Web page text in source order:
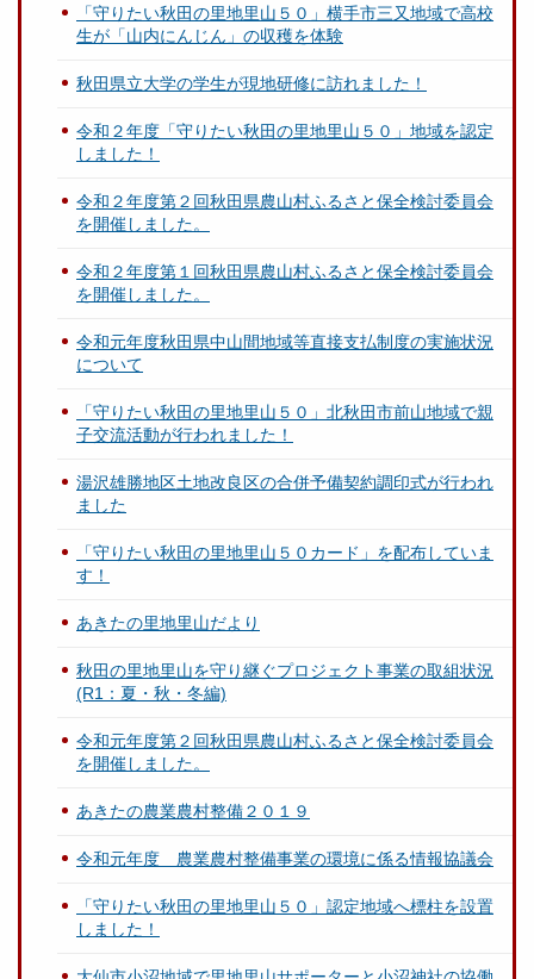
「守りたい秋田の里地里山５０」横手市三又地域で高校
生が「山内にんじん」の収穫を体験
秋田県立大学の学生が現地研修に訪れました！
令和２年度「守りたい秋田の里地里山５０」地域を認定
しました！
令和２年度第２回秋田県農山村ふるさと保全検討委員会
を開催しました。
令和２年度第１回秋田県農山村ふるさと保全検討委員会
を開催しました。
令和元年度秋田県中山間地域等直接支払制度の実施状況
について
「守りたい秋田の里地里山５０」北秋田市前山地域で親
子交流活動が行われました！
湯沢雄勝地区土地改良区の合併予備契約調印式が行われ
ました
「守りたい秋田の里地里山５０カード」を配布していま
す！
あきたの里地里山だより
秋田の里地里山を守り継ぐプロジェクト事業の取組状況
(R1：夏・秋・冬編)
令和元年度第２回秋田県農山村ふるさと保全検討委員会
を開催しました。
あきたの農業農村整備２０１９
令和元年度 農業農村整備事業の環境に係る情報協議会
「守りたい秋田の里地里山５０」認定地域へ標柱を設置
しました！